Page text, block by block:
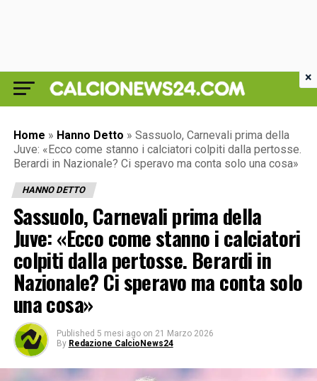
Home » Hanno Detto » Sassuolo, Carnevali prima della
Juve: «Ecco come stanno i calciatori colpiti dalla pertosse.
Berardi in Nazionale? Ci speravo ma conta solo una cosa»
HANNO DETTO
Sassuolo, Carnevali prima della
Juve: «Ecco come stanno i calciatori
colpiti dalla pertosse. Berardi in
Nazionale? Ci speravo ma conta solo
una cosa»
Published 5 mesi ago on 21 Marzo 2026
By Redazione CalcioNews24
×